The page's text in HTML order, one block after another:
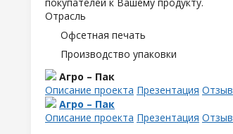
Отрасль
Офсетная печать
Производство упаковки
Агро – Пак
Описание проекта Презентация Отзыв
Агро – Пак
Описание проекта Презентация Отзыв